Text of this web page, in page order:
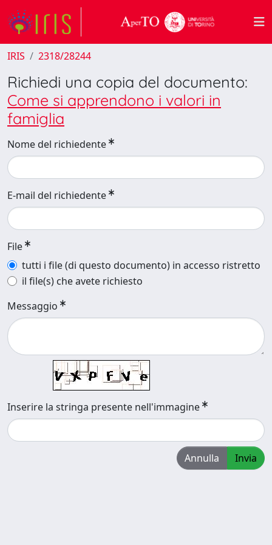
IRIS 2318/28244
Richiedi una copia del documento:
Come si apprendono i valori in
famiglia
Nome del richiedente
E-mail del richiedente
File
tutti i file (di questo documento) in accesso ristretto
il file(s) che avete richiesto
Messaggio
Inserire la stringa presente nell'immagine
Annulla Invia